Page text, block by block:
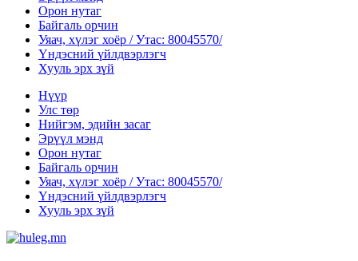
Орон нутаг
Байгаль орчин
Уяач, хүлэг хоёр / Утас: 80045570/
Үндэсний үйлдвэрлэгч
Хууль эрх зүй
Нүүр
Улс төр
Нийгэм, эдийн засаг
Эрүүл мэнд
Орон нутаг
Байгаль орчин
Уяач, хүлэг хоёр / Утас: 80045570/
Үндэсний үйлдвэрлэгч
Хууль эрх зүй